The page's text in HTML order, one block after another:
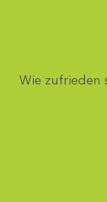
Wie zufrieden